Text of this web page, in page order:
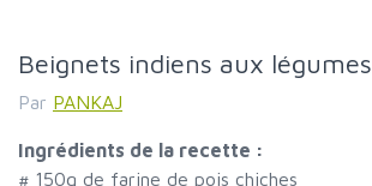
Beignets indiens aux légumes
Par PANKAJ
Ingrédients de la recette :
# 150g de farine de pois chiches